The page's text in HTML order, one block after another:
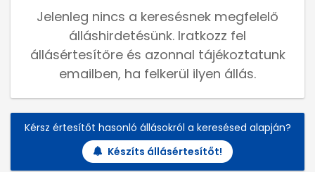
Jelenleg nincs a keresésnek megfelelő
álláshirdetésünk. Iratkozz fel
állásértesítőre és azonnal tájékoztatunk
emailben, ha felkerül ilyen állás.
Kérsz értesítőt hasonló állásokról a keresésed alapján?
Készíts állásértesítőt!